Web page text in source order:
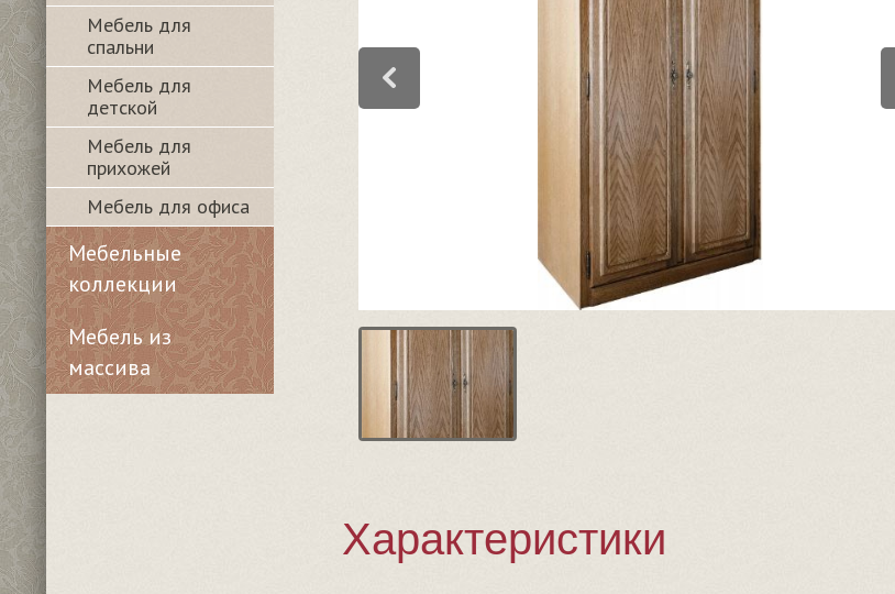
Характеристики
Мебель для
спальни
Мебель для
детской
Мебель для
прихожей
Мебель для офиса
Мебельные
коллекции
Мебель из
массива